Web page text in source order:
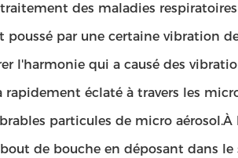
des maladies
poussé par une certaine vibration
l'harmonie qui a causé des
éclaté à travers les
particules de micro
de bouche en déposant dans